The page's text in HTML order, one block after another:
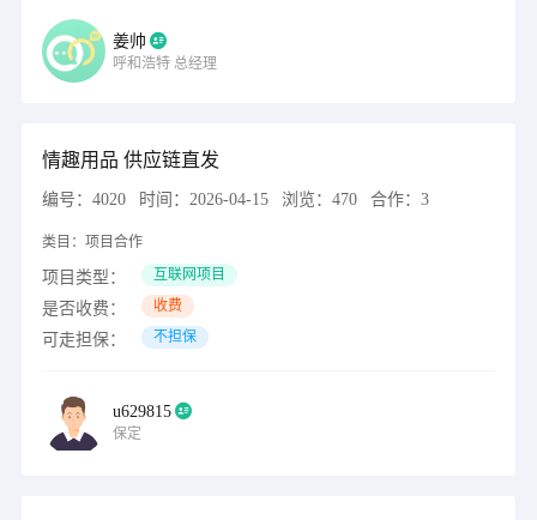
姜帅
呼和浩特 总经理
情趣用品 供应链直发
编号： 4020 时间： 2026-04-15 浏览： 470 合作： 3
类目： 项目合作
项目类型： 互联网项目
是否收费： 收费
可走担保： 不担保
u629815
保定